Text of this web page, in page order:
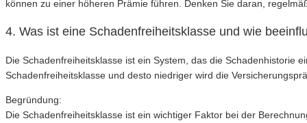
können zu einer höheren Prämie führen. Denken Sie daran,
4. Was ist eine Schadenfreiheitsklasse und wie
Die Schadenfreiheitsklasse ist ein System, das die Schadenhistorie
Schadenfreiheitsklasse und desto niedriger wird die
Begründung:
Die Schadenfreiheitsklasse ist ein wichtiger Faktor bei der